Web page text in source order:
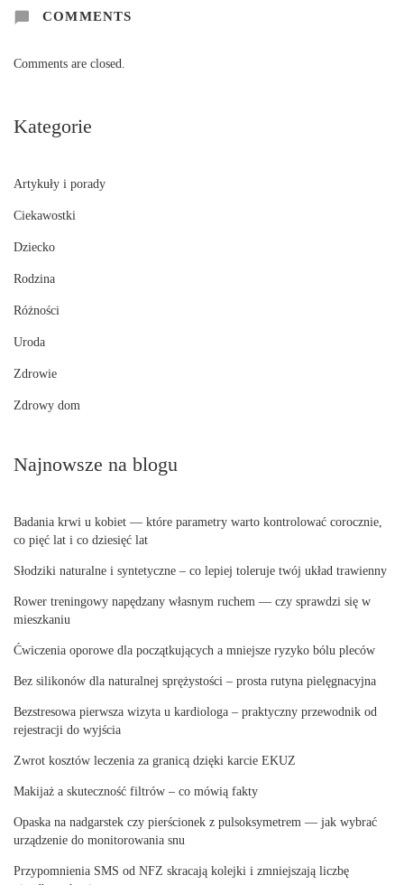
COMMENTS
Comments are closed.
Kategorie
Artykuły i porady
Ciekawostki
Dziecko
Rodzina
Różności
Uroda
Zdrowie
Zdrowy dom
Najnowsze na blogu
Badania krwi u kobiet — które parametry warto kontrolować corocznie,
co pięć lat i co dziesięć lat
Słodziki naturalne i syntetyczne – co lepiej toleruje twój układ trawienny
Rower treningowy napędzany własnym ruchem — czy sprawdzi się w
mieszkaniu
Ćwiczenia oporowe dla początkujących a mniejsze ryzyko bólu pleców
Bez silikonów dla naturalnej sprężystości – prosta rutyna pielęgnacyjna
Bezstresowa pierwsza wizyta u kardiologa – praktyczny przewodnik od
rejestracji do wyjścia
Zwrot kosztów leczenia za granicą dzięki karcie EKUZ
Makijaż a skuteczność filtrów – co mówią fakty
Opaska na nadgarstek czy pierścionek z pulsoksymetrem — jak wybrać
urządzenie do monitorowania snu
Przypomnienia SMS od NFZ skracają kolejki i zmniejszają liczbę